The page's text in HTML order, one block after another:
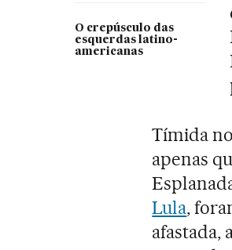
O crepúsculo das
esquerdas latino-
americanas
Tímida
apenas
Lula,
afastada,